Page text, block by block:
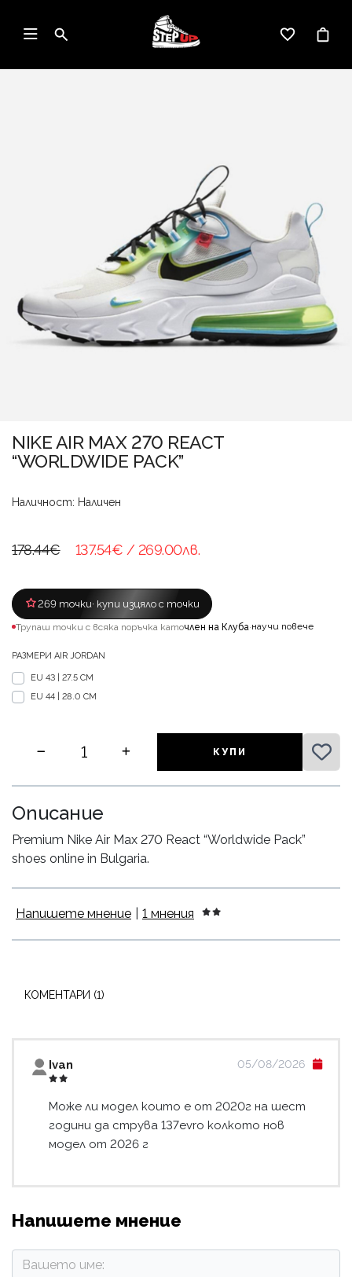
NIKE AIR MAX 270 REACT
“WORLDWIDE PACK”
Наличност: Наличен
178.44€ 137.54€ / 269.00лв.
269 точки· купи изцяло с точки
Трупаш точки с всяка поръчка каточлен на Клуба·научи повече
РАЗМЕРИ AIR JORDAN
EU 43 | 27.5 CM
EU 44 | 28.0 CM
КУПИ
Описание
Premium Nike Air Max 270 React “Worldwide Pack”
shoes online in Bulgaria.
Напишете мнение 1 мнения
КОМЕНТАРИ (1)
05/08/2026
Ivan
Може ли модел които е от 2020г на шест
години да струва 137evro колкото нов
модел от 2026 г
Напишете мнение